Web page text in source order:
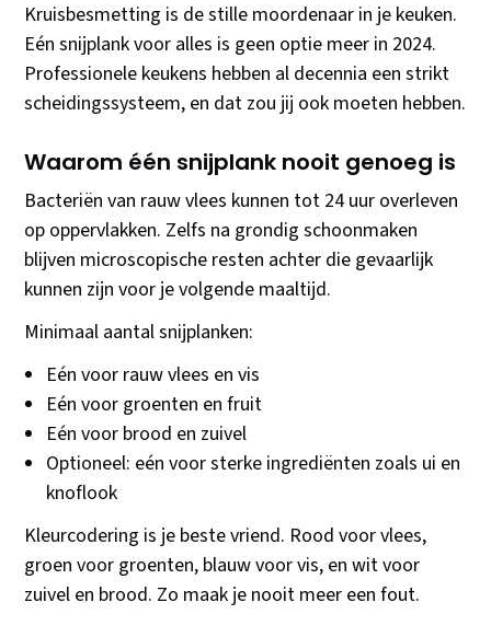
Kruisbesmetting is de stille moordenaar in je keuken.
Eén snijplank voor alles is geen optie meer in 2024.
Professionele keukens hebben al decennia een strikt
scheidingssysteem, en dat zou jij ook moeten hebben.
Waarom één snijplank nooit genoeg is
Bacteriën van rauw vlees kunnen tot 24 uur overleven
op oppervlakken. Zelfs na grondig schoonmaken
blijven microscopische resten achter die gevaarlijk
kunnen zijn voor je volgende maaltijd.
Minimaal aantal snijplanken:
Eén voor rauw vlees en vis
Eén voor groenten en fruit
Eén voor brood en zuivel
Optioneel: eén voor sterke ingrediënten zoals ui en
knoflook
Kleurcodering is je beste vriend. Rood voor vlees,
groen voor groenten, blauw voor vis, en wit voor
zuivel en brood. Zo maak je nooit meer een fout.